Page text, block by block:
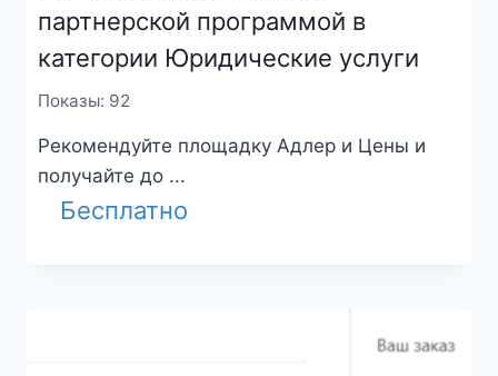
партнерской программой в
категории Юридические услуги
Показы: 92
Рекомендуйте площадку Адлер и Цены и
получайте до ...
Бесплатно